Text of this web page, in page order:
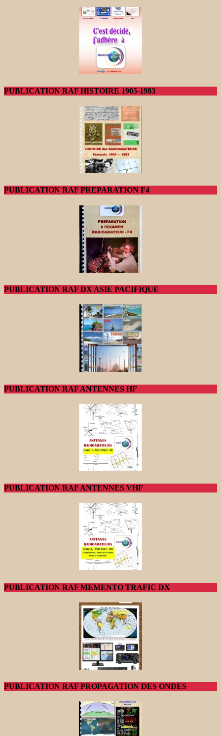
PUBLICATION RAF HISTOIRE 1905-1983
PUBLICATION RAF PREPARATION F4
PUBLICATION RAF DX ASIE PACIFIQUE
PUBLICATION RAF ANTENNES HF
PUBLICATION RAF ANTENNES VHF
PUBLICATION RAF MEMENTO TRAFIC DX
PUBLICATION RAF PROPAGATION DES ONDES